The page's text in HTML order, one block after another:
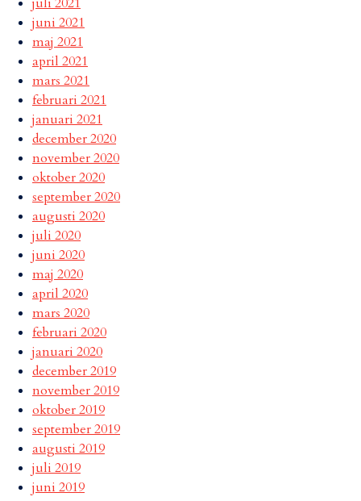
juni 2021
maj 2021
april 2021
mars 2021
februari 2021
januari 2021
december 2020
november 2020
oktober 2020
september 2020
augusti 2020
juli 2020
juni 2020
maj 2020
april 2020
mars 2020
februari 2020
januari 2020
december 2019
november 2019
oktober 2019
september 2019
augusti 2019
juli 2019
juni 2019